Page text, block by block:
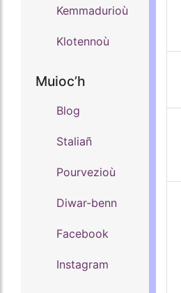
Kemmadurioù
Klotennoù
Muiocʼh
Blog
Staliañ
Pourvezioù
Diwar-benn
Facebook
Instagram